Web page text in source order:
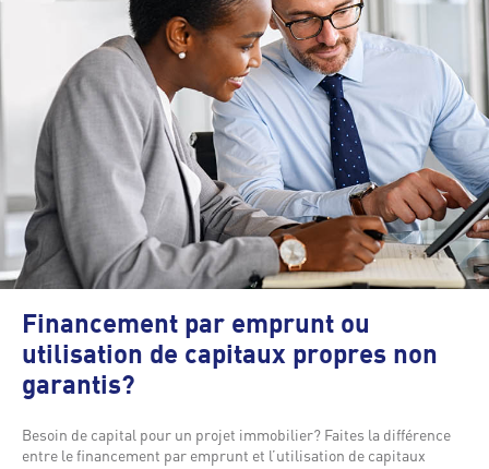
Financement par emprunt ou
utilisation de capitaux propres non
garantis?
Besoin de capital pour un projet immobilier? Faites la différence
entre le financement par emprunt et l’utilisation de capitaux